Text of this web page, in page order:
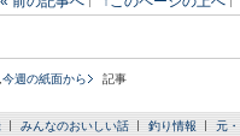
今週の紙面から 記事
みんなのおいしい話 釣り情報 元